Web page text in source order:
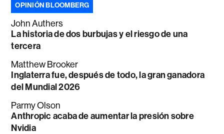
OPINIÓN BLOOMBERG
John Authers
La historia de dos burbujas y el riesgo de una
tercera
Matthew Brooker
Inglaterra fue, después de todo, la gran ganadora
del Mundial 2026
Parmy Olson
Anthropic acaba de aumentar la presión sobre
Nvidia